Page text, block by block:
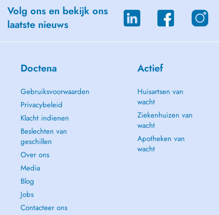
Volg ons en bekijk ons
laatste nieuws
Doctena
Gebruiksvoorwaarden
Privacybeleid
Klacht indienen
Beslechten van
geschillen
Over ons
Media
Blog
Jobs
Contacteer ons
Actief
Huisartsen van
wacht
Ziekenhuizen van
wacht
Apotheken van
wacht